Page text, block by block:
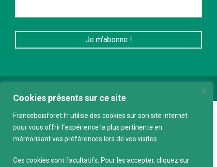
Cookies présents sur ce site
Franceboisforet.fr utilise des cookies sur son site internet
pour vous offrir l’expérience la plus pertinente en
mémorisant vos préférences lors de vos visites.
Ces cookies sont facultatifs. Pour les accepter, cliquez sur